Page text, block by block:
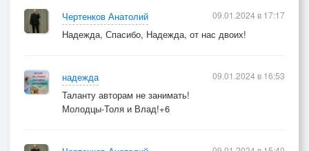
Не подумали злодеи
Перед тем, как выпить сесть,
Что по матушке Расее
III СЕРИЯ
Пересыщен воздух матом,
Чертенков Анатолий
Надежда, Спасибо, Надежда, от нас двоих!
09.01.2024 в 17:17
надежда
Таланту авторам не занимать!
Молодцы-Толя и Влад!+6
09.01.2024 в 16:53